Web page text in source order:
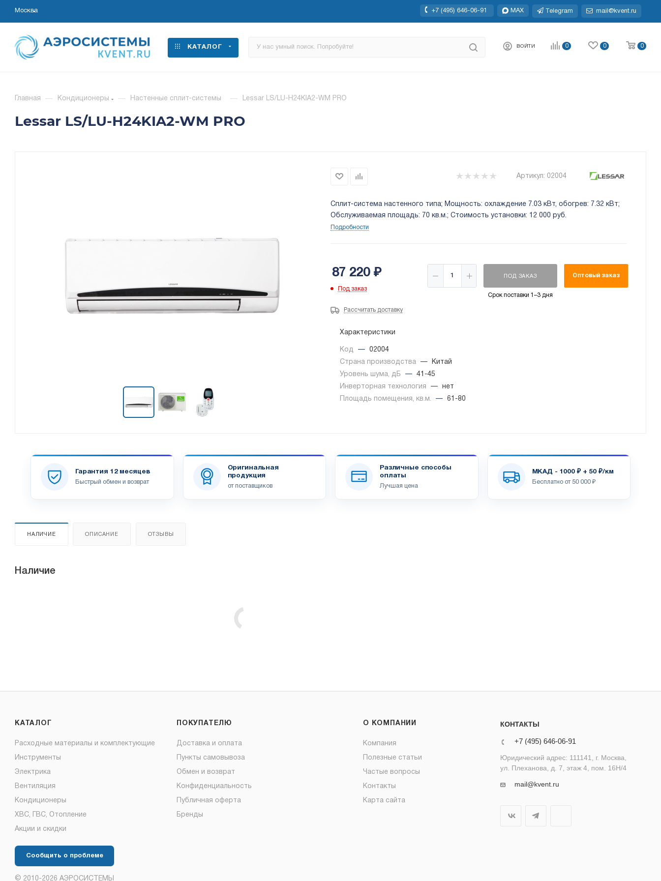
Москва +7 (495) 646-06-91 MAX Telegram mail@kvent.ru
КАТАЛОГ ВОЙТИ 0 0 0
Главная — Кондиционеры — Настенные сплит-системы — Lessar LS/LU-H24KIA2-WM PRO
Lessar LS/LU-H24KIA2-WM PRO
Артикул: 02004
Сплит-система настенного типа; Мощность: охлаждение 7.03 кВт, обогрев: 7.32 кВт;
Обслуживаемая площадь: 70 кв.м.; Стоимость установки: 12 000 руб.
Подробности
87 220₽
Под заказ
ПОД ЗАКАЗ
Срок поставки 1–3 дня
Оптовый заказ
Рассчитать доставку
Характеристики
Код —
02004
Страна производства
—
Китай
Уровень шума, дБ
—
41-45
Инверторная технология
—
нет
Площадь помещения, кв.м.
— 61-80
Гарантия 12 месяцев
Быстрый обмен и возврат
Оригинальная
продукция
от поставщиков
Различные способы
оплаты
Лучшая цена
МКАД - 1000 ₽ + 50 ₽/км
Бесплатно от 50 000 ₽
НАЛИЧИЕ ОПИСАНИЕ ОТЗЫВЫ
Наличие
КАТАЛОГ
Расходные материалы и комплектующие
Инструменты
Электрика
Вентиляция
Кондиционеры
ХВС, ГВС, Отопление
Акции и скидки
ПОКУПАТЕЛЮ
Доставка и оплата
Пункты самовывоза
Обмен и возврат
Конфиденциальность
Публичная оферта
Бренды
О КОМПАНИИ
Компания
Полезные статьи
Частые вопросы
Контакты
Карта сайта
КОНТАКТЫ
+7 (495) 646-06-91
Юридический адрес: 111141, г. Москва,
ул. Плеханова, д. 7, этаж 4, пом. 16Н/4
mail@kvent.ru
Сообщить о проблеме
© 2010-2026 АЭРОСИСТЕМЫ